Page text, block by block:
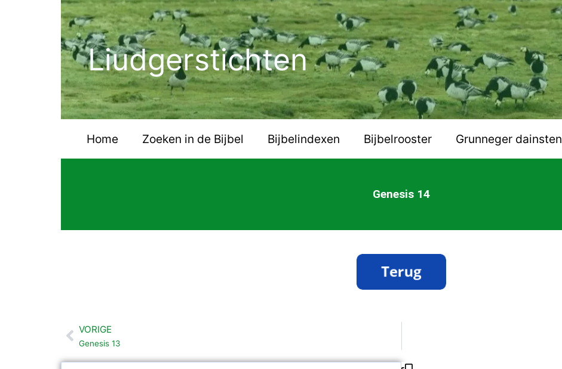
Liudgerstichten
Home Zoeken in de Bijbel Bijbelindexen Bijbelrooster Grunneger dainsten
Genesis 14
Vorige
VORIGE
Genesis 13